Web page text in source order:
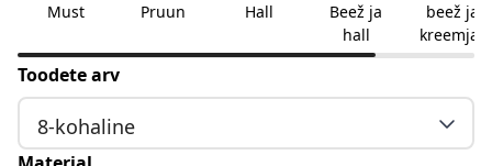
Must Pruun Hall
Beež ja
hall
beež ja
kreemjas
Toodete arv
8-kohaline